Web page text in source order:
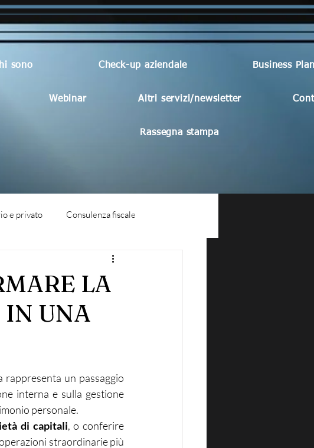
sono Check-up aziendale Business
Webinar Altri servizi/newsletter
Rassegna stampa
e privato Consulenza fiscale
LA
IN UNA
rappresenta un passaggio
interna e sulla gestione
personale.
di capitali, o conferire
straordinarie più